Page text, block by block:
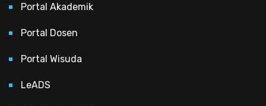
Portal Akademik
Portal Dosen
Portal Wisuda
LeADS